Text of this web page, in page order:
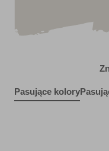
Pasujące kolory